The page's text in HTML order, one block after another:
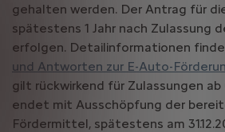
gehalten werden. Der Antrag für
spätestens 1 Jahr nach Zulassung
erfolgen. Detailinformationen
und Antworten zur E-Auto-
gilt rückwirkend für Zulassungen ab
endet mit Ausschöpfung der
Fördermittel, spätestens am